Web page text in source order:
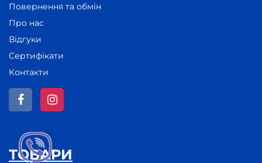
Повернення та обмін
Про нас
Відгуки
Сертифікати
Контакти
ТОВАРИ